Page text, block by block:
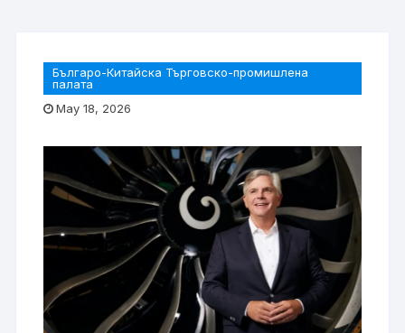
Българо-Китайска Търговско-промишлена
палaта
May 18, 2026